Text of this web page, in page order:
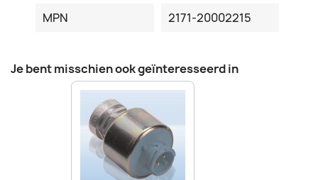
MPN 2171-20002215
Je bent misschien ook geïnteresseerd in